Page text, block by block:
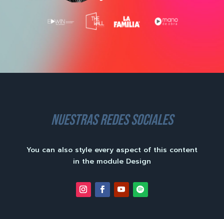
nuestras redes sociales
You can also style every aspect of this content
in the module Design